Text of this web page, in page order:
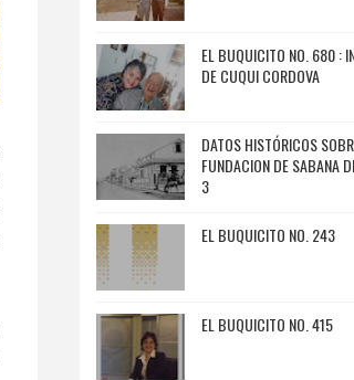
EL BUQUICITO NO. 680 :
DE CUQUI CORDOVA
DATOS HISTÓRICOS
FUNDACION DE SABANA
3
EL BUQUICITO NO. 243
EL BUQUICITO NO. 415